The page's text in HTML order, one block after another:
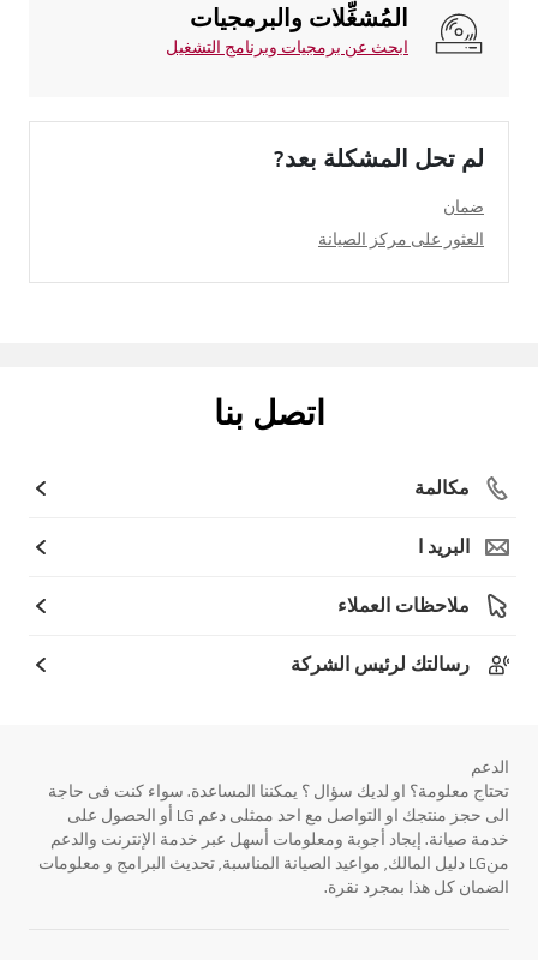
المُشغِّلات والبرمجيات
ابحث عن برمجيات وبرنامج التشغيل
لم تحل المشكلة بعد?
ضمان
العثور على مركز الصيانة
اتصل بنا
مكالمة
البريد ا
ملاحظات العملاء
رسالتك لرئيس الشركة
الدعم
تحتاج معلومة؟ او لديك سؤال ؟ يمكننا المساعدة. سواء كنت فى حاجة
الى حجز منتجك او التواصل مع احد ممثلى دعم LG أو الحصول على
خدمة صيانة. إيجاد أجوبة ومعلومات أسهل عبر خدمة الإنترنت والدعم
منLG دليل المالك, مواعيد الصيانة المناسبة, تحديث البرامج و معلومات
الضمان كل هذا بمجرد نقرة.